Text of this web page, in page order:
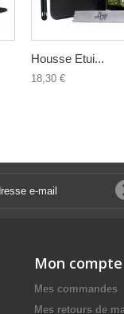
Housse Etui...
18,30 €
Mon compte
Mes commandes
Mes retours de